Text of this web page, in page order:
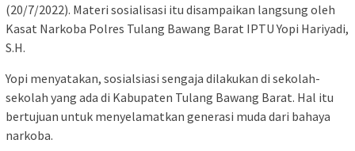
(20/7/2022). Materi sosialisasi itu disampaikan langsung oleh
Kasat Narkoba Polres Tulang Bawang Barat IPTU Yopi Hariyadi,
S.H.
Yopi menyatakan, sosialsiasi sengaja dilakukan di sekolah-
sekolah yang ada di Kabupaten Tulang Bawang Barat. Hal itu
bertujuan untuk menyelamatkan generasi muda dari bahaya
narkoba.